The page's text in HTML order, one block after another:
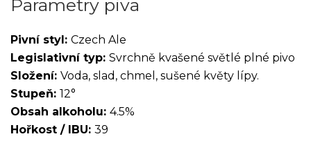
Parametry piva
Pivní styl: Czech Ale
Legislativní typ: Svrchně kvašené světlé plné pivo
Složení: Voda, slad, chmel, sušené květy lípy.
Stupeň: 12°
Obsah alkoholu: 4.5%
Hořkost / IBU: 39